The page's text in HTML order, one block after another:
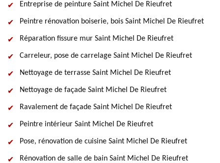
Entreprise de peinture Saint Michel De Rieufret
Peintre rénovation boiserie, bois Saint Michel De Rieufret
Réparation fissure mur Saint Michel De Rieufret
Carreleur, pose de carrelage Saint Michel De Rieufret
Nettoyage de terrasse Saint Michel De Rieufret
Nettoyage de façade Saint Michel De Rieufret
Ravalement de façade Saint Michel De Rieufret
Peintre intérieur Saint Michel De Rieufret
Pose, rénovation de cuisine Saint Michel De Rieufret
Rénovation de salle de bain Saint Michel De Rieufret